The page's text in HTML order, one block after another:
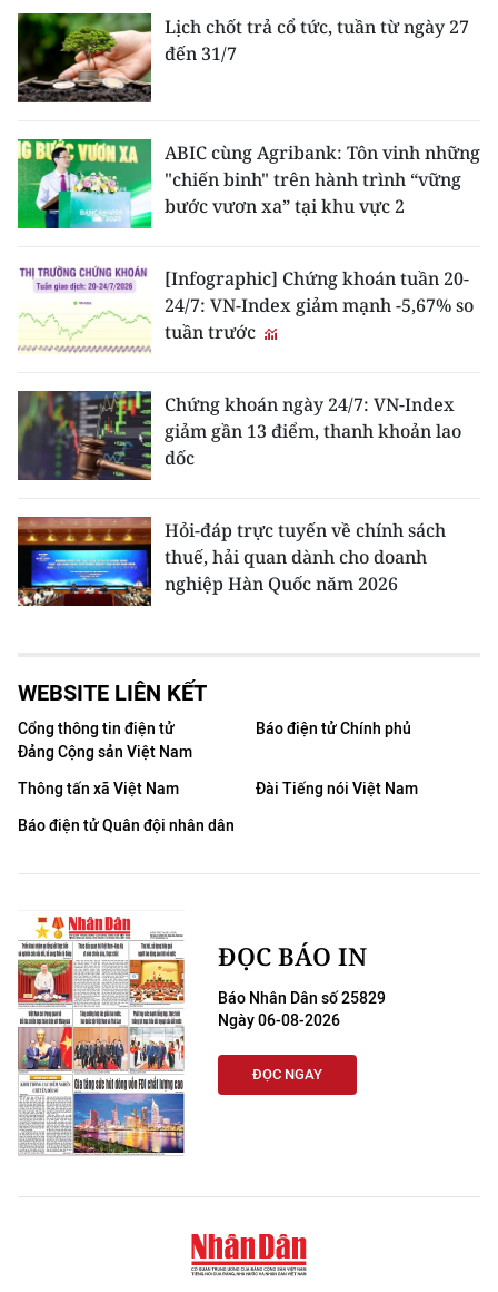
Lịch chốt trả cổ tức, tuần từ ngày 27
đến 31/7
ABIC cùng Agribank: Tôn vinh những
"chiến binh" trên hành trình “vững
bước vươn xa” tại khu vực 2
[Infographic] Chứng khoán tuần 20-
24/7: VN-Index giảm mạnh -5,67% so
tuần trước
Chứng khoán ngày 24/7: VN-Index
giảm gần 13 điểm, thanh khoản lao
dốc
Hỏi-đáp trực tuyến về chính sách
thuế, hải quan dành cho doanh
nghiệp Hàn Quốc năm 2026
WEBSITE LIÊN KẾT
Cổng thông tin điện tử
Đảng Cộng sản Việt Nam
Báo điện tử Chính phủ
Thông tấn xã Việt Nam
Đài Tiếng nói Việt Nam
Báo điện tử Quân đội nhân dân
ĐỌC BÁO IN
Báo Nhân Dân số 25829
Ngày 06-08-2026
ĐỌC NGAY